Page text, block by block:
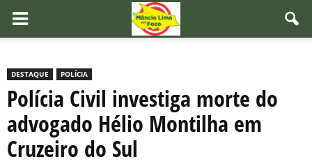
DESTAQUE POLÍCIA
Polícia Civil investiga morte do
advogado Hélio Montilha em
Cruzeiro do Sul